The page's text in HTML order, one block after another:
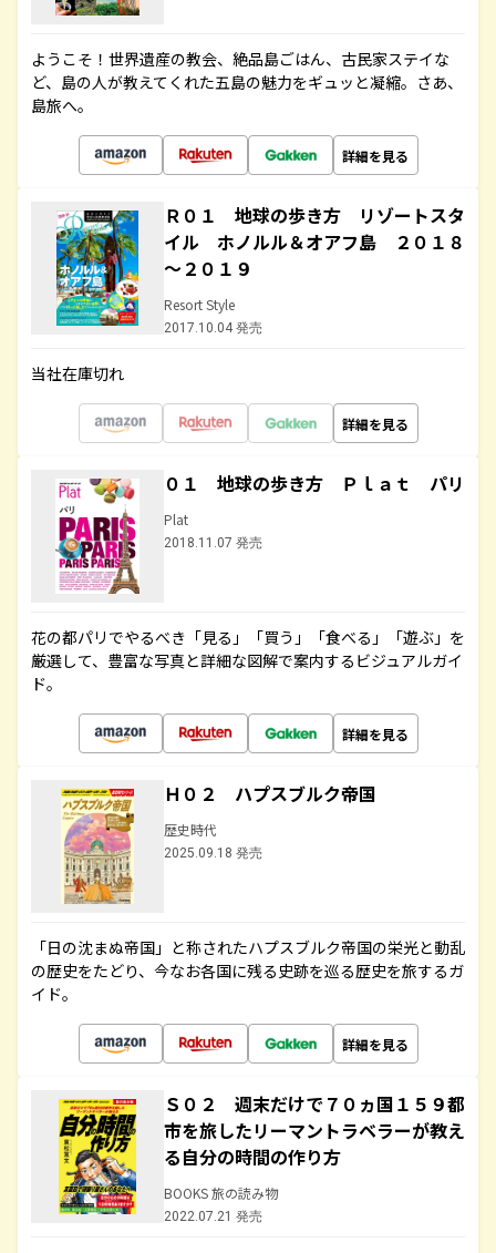
ようこそ！世界遺産の教会、絶品島ごはん、古民家ステイな
ど、島の人が教えてくれた五島の魅力をギュッと凝縮。さあ、
島旅へ。
詳細を見る
Ｒ０１ 地球の歩き方 リゾートスタ
イル ホノルル＆オアフ島 ２０１８
～２０１９
Resort Style
2017.10.04 発売
当社在庫切れ
詳細を見る
０１ 地球の歩き方 Ｐｌａｔ パリ
Plat
2018.11.07 発売
花の都パリでやるべき「見る」「買う」「食べる」「遊ぶ」を
厳選して、豊富な写真と詳細な図解で案内するビジュアルガイ
ド。
詳細を見る
Ｈ０２ ハプスブルク帝国
歴史時代
2025.09.18 発売
「日の沈まぬ帝国」と称されたハプスブルク帝国の栄光と動乱
の歴史をたどり、今なお各国に残る史跡を巡る歴史を旅するガ
イド。
詳細を見る
Ｓ０２ 週末だけで７０ヵ国１５９都
市を旅したリーマントラベラーが教え
る自分の時間の作り方
BOOKS 旅の読み物
2022.07.21 発売